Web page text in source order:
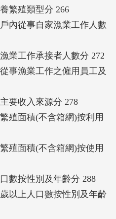
繁殖類型分 266
內從事自家漁業工作人數
業工作承接者人數分 272
事漁業工作之僱用員工及
要收入來源分 278
殖面積(不含箱網)按利用
殖面積(不含箱網)按使用
數按性別及年齡分 288
以上人口數按性別及年齡